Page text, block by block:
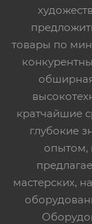
товары по
кратчайшие
глубокие
опытом,
мастерских,